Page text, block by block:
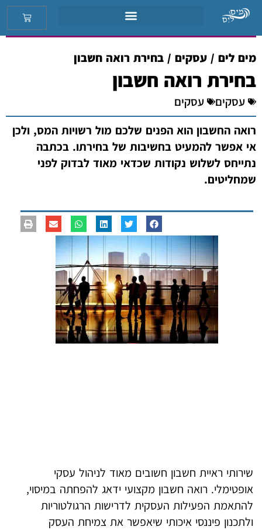
מים לים / עסקים / בחירת רואה חשבון
בחירת רואה חשבון
עסקים
עסקים
רואה החשבון הוא הפנים שלכם מול רשויות המס, ולכן
אי אפשר להמעיט בחשיבות של בחירתו. בכתבה
נתייחס לשלוש נקודות שכדאי מאוד לבדוק לפני
שמחליטים.
שירותי ראיית חשבון חשובים מאוד לניהול עסקי
אופטימלי. רואה חשבון מקצועי ידאג להפחתה במיסוי,
להתאמת הפעילות העסקית לדרישות הרגולטוריות
ולתכנון פיננסי איכותי שיאפשר את צמיחת העסק